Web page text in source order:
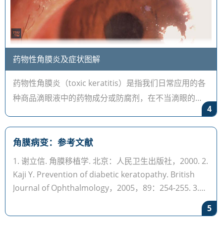
药物性角膜炎及症状图解
药物性角膜炎（toxic keratitis）是指我们日常应用的各
种商品滴眼液中的药物成分或防腐剂，在不当滴眼的情
物有抗生素滴眼液、
4
角膜病变：参考文献
1. 谢立信. 角膜移植学. 北京：人民卫生出版社，2000. 2.
Kaji Y. Prevention of diabetic keratopathy. British
Journal of Ophthalmology，2005，89：254-255. 3.
5